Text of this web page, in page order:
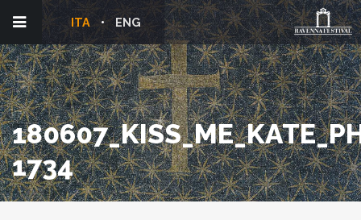
ENG
ITA
1734